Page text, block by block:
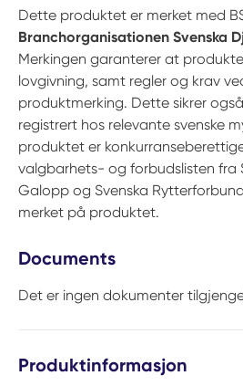
Dette produktet er merket med
Branchorganisationen Svenska
Merkingen garanterer at
lovgivning, samt regler og krav
produktmerking. Dette sikrer
registrert hos relevante svenske
produktet er
valgbarhets- og forbudslisten fra
Galopp og Svenska
merket på produktet.
Documents
Det er ingen dokumenter
Produktinformasjon